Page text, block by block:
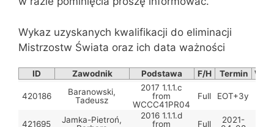
Wykaz uzyskanych kwalifikacji do eliminacji
Mistrzostw Świata oraz ich data ważności
ID Zawodnik Podstawa F/H Termin
420186
Baranowski,
Tadeusz
2017 1.1.1.c
from
WCCC41PR04
Full EOT+3y
421695
Jamka-Pietroń,
2016 1.1.1.d
from
Full
2021-